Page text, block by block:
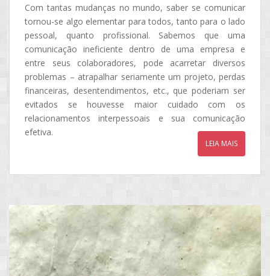
Com tantas mudanças no mundo, saber se comunicar
tornou-se algo elementar para todos, tanto para o lado
pessoal, quanto profissional. Sabemos que uma
comunicação ineficiente dentro de uma empresa e
entre seus colaboradores, pode acarretar diversos
problemas – atrapalhar seriamente um projeto, perdas
financeiras, desentendimentos, etc., que poderiam ser
evitados se houvesse maior cuidado com os
relacionamentos interpessoais e sua comunicação
efetiva.
LEIA MAIS